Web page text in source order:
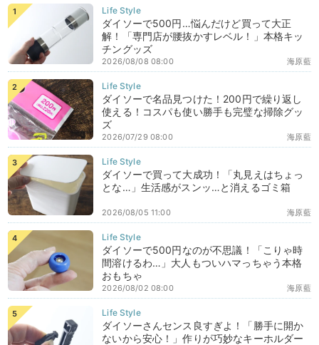
ダイソーで500円…悩んだけど買って大正
解！「専門店が腰抜かすレベル！」本格キッ
チングッズ
海原藍
2026/08/08 08:00
ダイソーで名品見つけた！200円で繰り返し
使える！コスパも使い勝手も完璧な掃除グッ
ズ
海原藍
2026/07/29 08:00
ダイソーで買って大成功！「丸見えはちょっ
とな…」生活感がスンッ…と消えるゴミ箱
海原藍
2026/08/05 11:00
ダイソーで500円なのが不思議！「こりゃ時
間溶けるわ…」大人もついハマっちゃう本格
おもちゃ
海原藍
2026/08/02 08:00
ダイソーさんセンス良すぎよ！「勝手に開か
ないから安心！」作りが巧妙なキーホルダー